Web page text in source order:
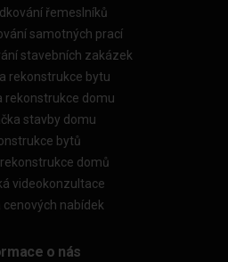
řemeslníků
samotných prací
stavebních zakázek
rekonstrukce bytu
rekonstrukce domu
stavby domu
bytů
domů
videokonzultace
cenových nabídek
o nás